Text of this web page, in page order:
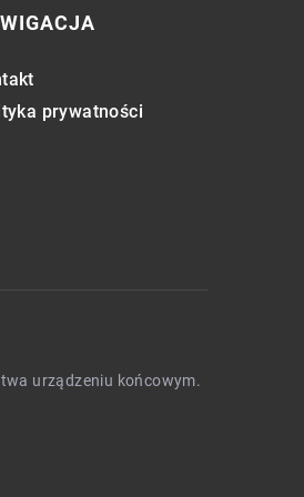
prywatności
urządzeniu końcowym.